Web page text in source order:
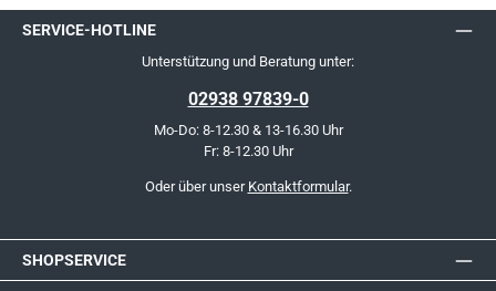
SERVICE-HOTLINE
Unterstützung und Beratung unter:
02938 97839-0
Mo-Do: 8-12.30 & 13-16.30 Uhr
Fr: 8-12.30 Uhr
Oder über unser Kontaktformular.
SHOPSERVICE